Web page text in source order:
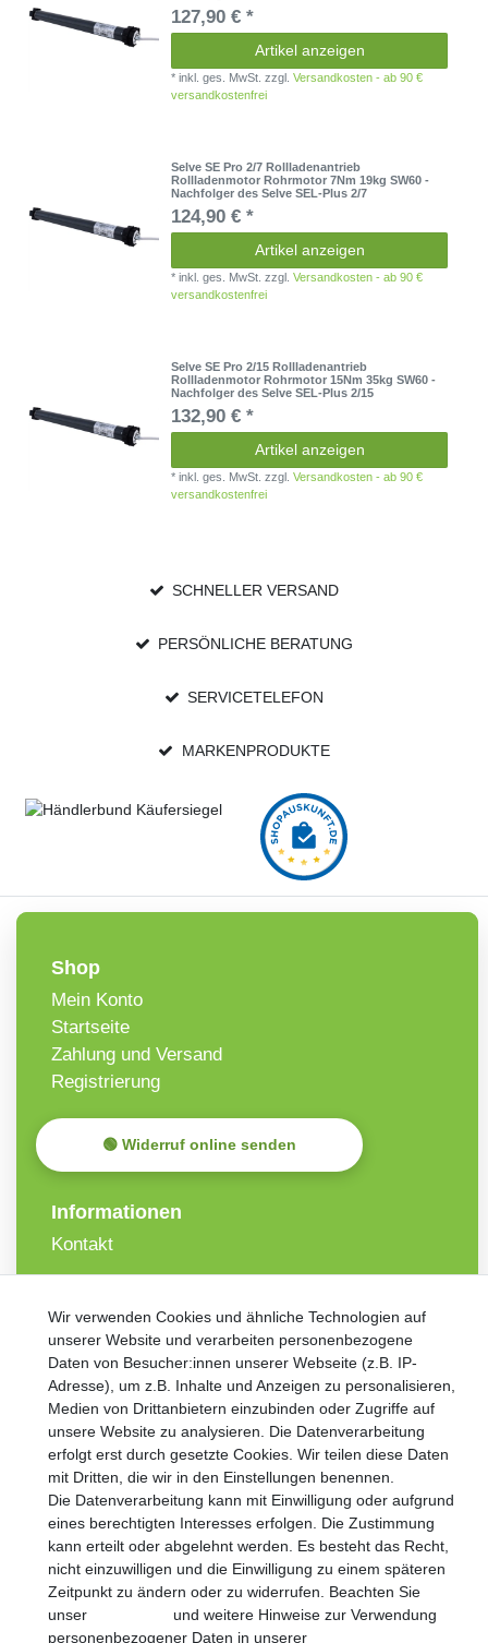
127,90 € *
Artikel anzeigen
*inkl. ges. MwSt. zzgl.Versandkosten - ab 90 €
versandkostenfrei
Selve SE Pro 2/7 Rollladenantrieb
Rollladenmotor Rohrmotor 7Nm 19kg SW60 -
Nachfolger des Selve SEL-Plus 2/7
124,90 € *
Artikel anzeigen
*inkl. ges. MwSt. zzgl.Versandkosten - ab 90 €
versandkostenfrei
Selve SE Pro 2/15 Rollladenantrieb
Rollladenmotor Rohrmotor 15Nm 35kg SW60 -
Nachfolger des Selve SEL-Plus 2/15
132,90 € *
Artikel anzeigen
*inkl. ges. MwSt. zzgl.Versandkosten - ab 90 €
versandkostenfrei
SCHNELLER VERSAND
PERSÖNLICHE BERATUNG
SERVICETELEFON
MARKENPRODUKTE
Shop
Mein Konto
Startseite
Zahlung und Versand
Registrierung
🟢 Widerruf online senden
Informationen
Kontakt
E-MAIL **
Newsletter
Honig
Hiermit bestätige ich, dass ich dieDaten­schutz­erklärunggelesen
habe. Meine Einwilligung kann ich jederzeit widerrufen.**
Abonnieren
** Hierbei handelt es sich um ein Pflichtfeld.
Wir verwenden Cookies und ähnliche Technologien auf
unserer Website und verarbeiten personenbezogene
Daten von Besucher:innen unserer Webseite (z.B. IP-
Adresse), um z.B. Inhalte und Anzeigen zu personalisieren,
Medien von Drittanbietern einzubinden oder Zugriffe auf
unsere Website zu analysieren. Die Datenverarbeitung
erfolgt erst durch gesetzte Cookies. Wir teilen diese Daten
mit Dritten, die wir in den Einstellungen benennen.
Die Datenverarbeitung kann mit Einwilligung oder aufgrund
eines berechtigten Interesses erfolgen. Die Zustimmung
kann erteilt oder abgelehnt werden. Es besteht das Recht,
nicht einzuwilligen und die Einwilligung zu einem späteren
Zeitpunkt zu ändern oder zu widerrufen. Beachten Sie
unser
und weitere Hinweise zur Verwendung
personenbezogener Daten in unserer